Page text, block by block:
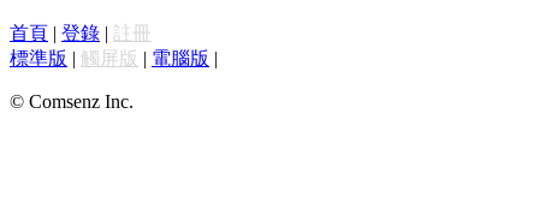
首頁 | 登錄 | 註冊
標準版 | 觸屏版 | 電腦版 |
© Comsenz Inc.